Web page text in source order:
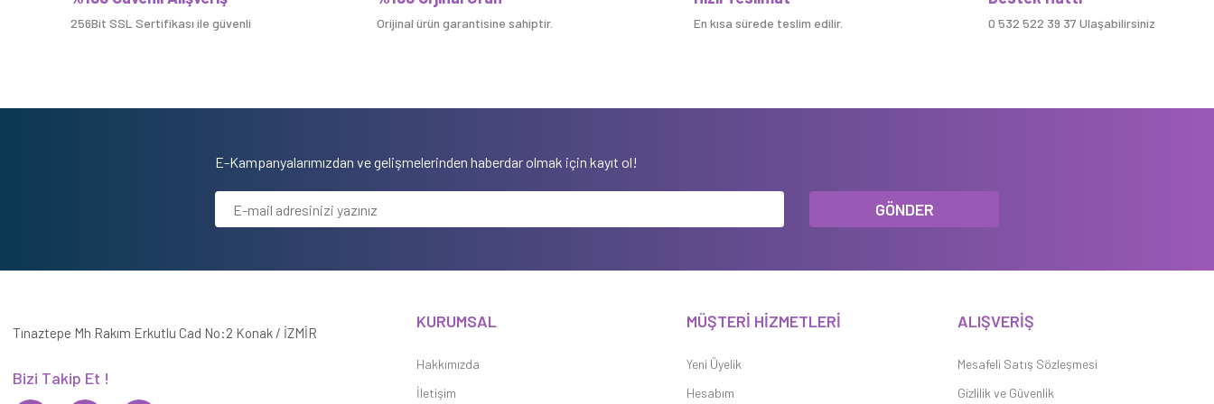
256Bit SSL Sertifikası ile güvenli Orijinal ürün garantisine sahiptir. En kısa sürede teslim edilir. 0 532 522 39 37 Ulaşabilirsiniz
E-Kampanyalarımızdan ve gelişmelerinden haberdar olmak için kayıt ol!
GÖNDER
Tınaztepe Mh Rakım Erkutlu Cad No:2 Konak / İZMİR
Bizi Takip Et !
KURUMSAL
Hakkımızda
İletişim
MÜŞTERİ HİZMETLERİ
Yeni Üyelik
Hesabım
ALIŞVERİŞ
Mesafeli Satış Sözleşmesi
Gizlilik ve Güvenlik